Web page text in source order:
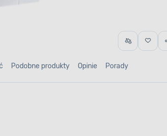
Podobne produkty Opinie Porady